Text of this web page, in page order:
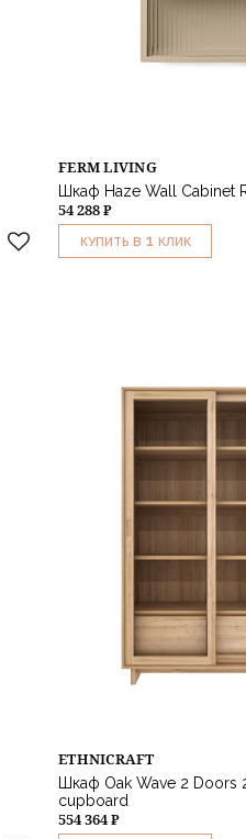
FERM LIVING
Шкаф Haze Wall Cabinet
54 288 ₽
КУПИТЬ В 1 КЛИК
ETHNICRAFT
Шкаф Oak Wave 2 Doors
cupboard
554 364 ₽